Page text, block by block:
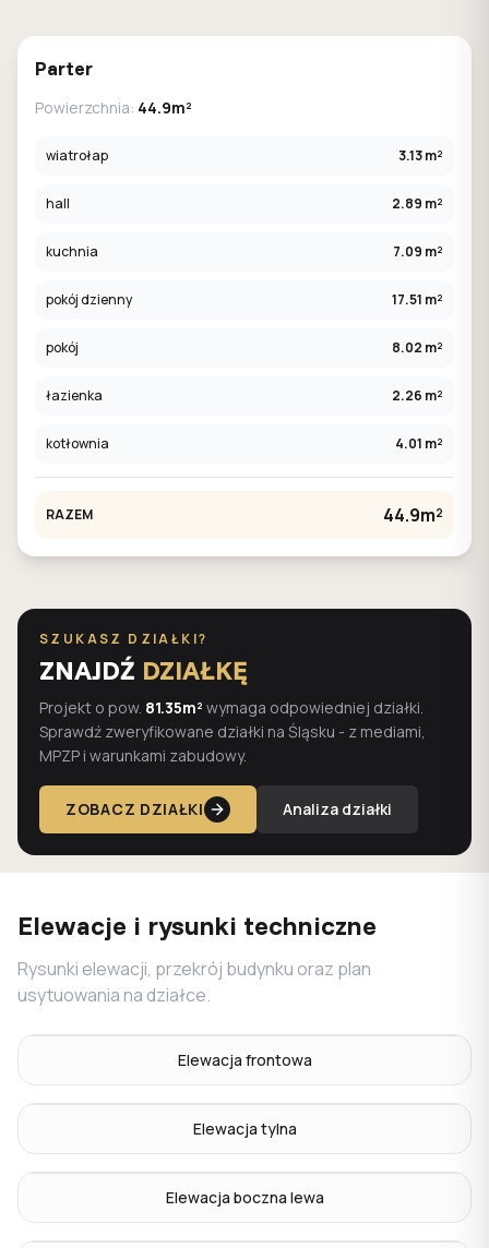
Parter
Powierzchnia: 44.9m²
wiatrołap 3.13 m²
hall 2.89 m²
kuchnia 7.09 m²
pokój dzienny 17.51 m²
pokój 8.02 m²
łazienka 2.26 m²
kotłownia 4.01 m²
RAZEM 44.9m²
SZUKASZ DZIAŁKI?
ZNAJDŹ DZIAŁKĘ
Projekt o pow. 81.35m² wymaga odpowiedniej działki.
Sprawdź zweryfikowane działki na Śląsku - z mediami,
MPZP i warunkami zabudowy.
ZOBACZ DZIAŁKI Analiza działki
Elewacje i rysunki techniczne
Rysunki elewacji, przekrój budynku oraz plan
usytuowania na działce.
Elewacja frontowa
Elewacja tylna
Elewacja boczna lewa